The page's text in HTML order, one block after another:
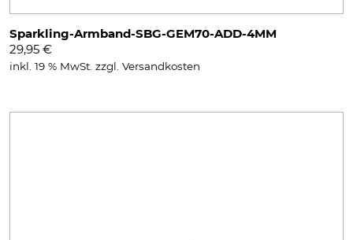
Sparkling-Armband-SBG-GEM70-ADD-4MM
29,95 €
inkl. 19 % MwSt. zzgl. Versandkosten